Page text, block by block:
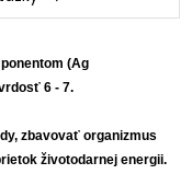
(Ag
6 - 7.
zbavovať organizmus
životodarnej energii.